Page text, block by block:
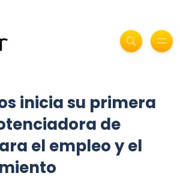
inicia su primera
de
el empleo y el